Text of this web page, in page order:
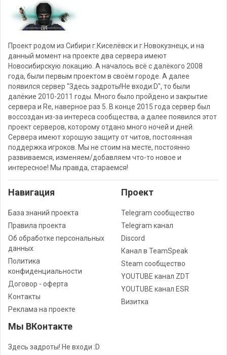
Проект родом из Сибири г.Киселёвск и г.Новокузнецк, и на
данный момент на проекте два сервера имеют
Новосибирскую локацию. А началось всё с далёкого 2008
года, были первым проектом в своём городе. А далее
появился сервер "Здесь задроты!Не входи:D", то были
далёкие 2010-2011 годы. Много было пройдено и закрытие
сервера и Re, наверное раз 5. В конце 2015 года сервер был
воссоздан из-за интереса сообщества, а далее появился этот
проект серверов, которому отдано много ночей и дней.
Сервера имеют хорошую защиту от читов, постоянная
поддержка игроков. Мы не стоим на месте, постоянно
развиваемся, изменяем/добавляем что-то новое и
интересное! Мы правда, стараемся!
Навигация
База знаний проекта
Правила проекта
Об обработке персональных
данных
Политика
конфиденциальности
Договор - оферта
Контакты
Реклама на проекте
Проект
Telegram сообщество
Telegram канал
Discord
Канал в TeamSpeak
Steam сообщество
YOUTUBE канал ZDT
YOUTUBE канал ESR
Визитка
Мы ВКонтакте
Здесь задроты! Не входи :D